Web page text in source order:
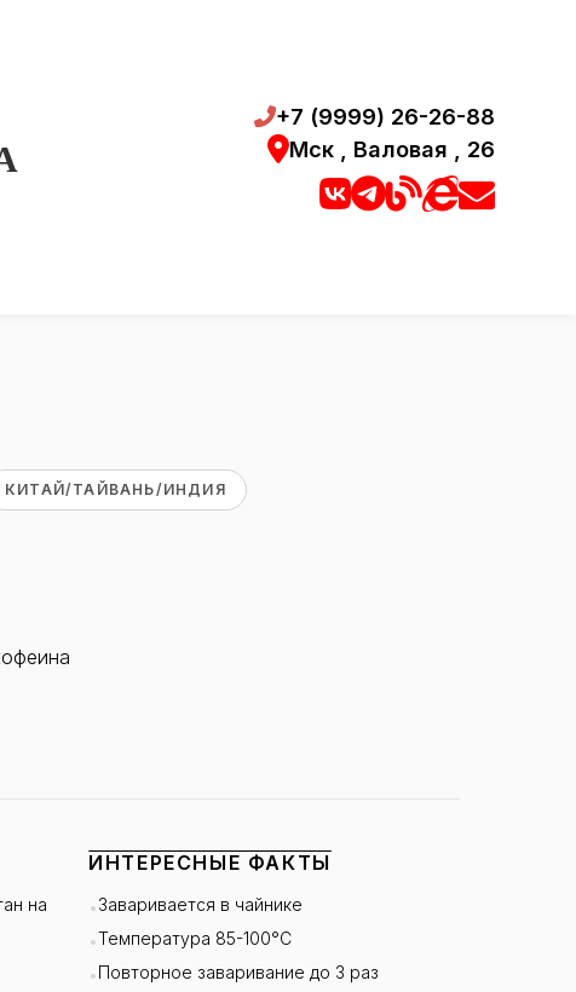
+7 (9999) 26-26-88
Мск , Валовая , 26
КИТАЙ/ТАЙВАНЬ/ИНДИЯ
на
ИНТЕРЕСНЫЕ ФАКТЫ
•Заваривается в чайнике
•Температура 85-100°C
•Повторное заваривание до 3 раз